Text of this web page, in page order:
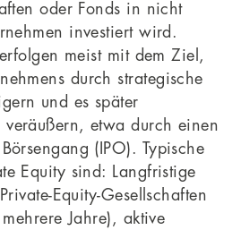
oder Fonds in nicht
investiert wird.
meist mit dem Ziel,
durch strategische
und es später
etwa durch einen
(IPO). Typische
Equity sind: Langfristige
Equity-Gesellschaften
Jahre), aktive